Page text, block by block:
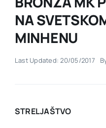
Akti SSAB
Kontakt
NA
MINHENU
Last Updated: 20/05/2017
STRELJAŠTVO